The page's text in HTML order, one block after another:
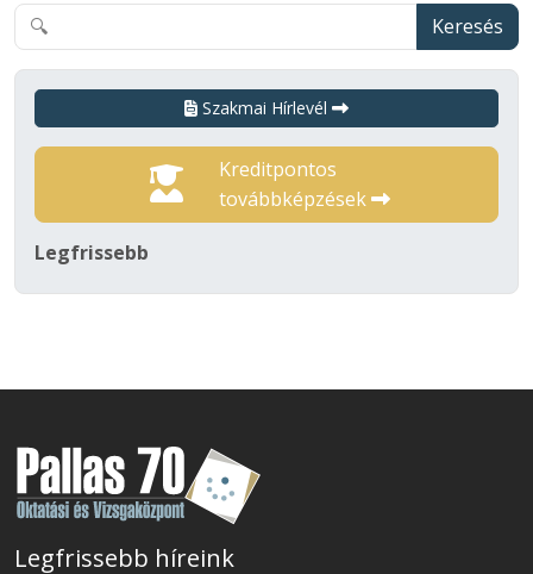
Keresés
Szakmai Hírlevél
Kreditpontos
továbbképzések
Legfrissebb
Legfrissebb híreink